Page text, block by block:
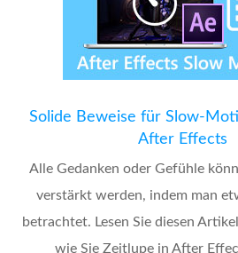
Solide Beweise für Slow-
After Effects
Alle Gedanken oder Gefühle
verstärkt werden, indem man
betrachtet. Lesen Sie diesen
wie Sie Zeitlupe in After